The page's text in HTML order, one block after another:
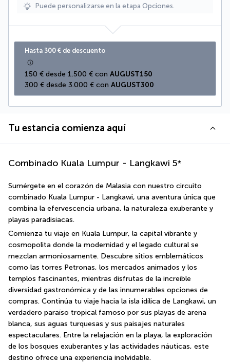
Puede personalizarse en la etapa Opciones.
Hasta 300 € de descuento
150 € desde 1.500 € con AUGUST150
300 € desde 3.000 € con AUGUST300
Tu estancia comienza aquí
Combinado Kuala Lumpur - Langkawi 5*
Sumérgete en el corazón de Malasia con nuestro circuito
combinado Kuala Lumpur - Langkawi, una aventura única que
combina la efervescencia urbana, la naturaleza exuberante y
playas paradisíacas.
Comienza tu viaje en Kuala Lumpur, la capital vibrante y
cosmopolita donde la modernidad y el legado cultural se
mezclan armoniosamente. Descubre sitios emblemáticos
como las torres Petronas, los mercados animados y los
templos fascinantes, mientras disfrutas de la increíble
diversidad gastronómica y de las innumerables opciones de
compras. Continúa tu viaje hacia la isla idílica de Langkawi, un
verdadero paraíso tropical famoso por sus playas de arena
blanca, sus aguas turquesas y sus paisajes naturales
espectaculares. Entre la relajación en la playa, la exploración
de los bosques exuberantes y las actividades náuticas, este
destino ofrece una experiencia inolvidable.